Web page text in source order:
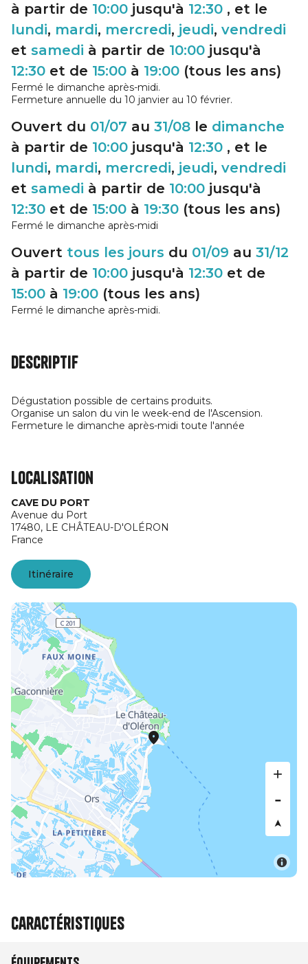
à partir de 10:00 jusqu'à 12:30 , et le
lundi, mardi, mercredi, jeudi, vendredi
et samedi à partir de 10:00 jusqu'à
12:30 et de 15:00 à 19:00 (tous les ans)
Fermé le dimanche après-midi.
Fermeture annuelle du 10 janvier au 10 février.
Ouvert du 01/07 au 31/08 le dimanche
à partir de 10:00 jusqu'à 12:30 , et le
lundi, mardi, mercredi, jeudi, vendredi
et samedi à partir de 10:00 jusqu'à
12:30 et de 15:00 à 19:30 (tous les ans)
Fermé le dimanche après-midi
Ouvert tous les jours du 01/09 au 31/12
à partir de 10:00 jusqu'à 12:30 et de
15:00 à 19:00 (tous les ans)
Fermé le dimanche après-midi.
Descriptif
Dégustation possible de certains produits.
Organise un salon du vin le week-end de l'Ascension.
Fermeture le dimanche après-midi toute l'année
Localisation
CAVE DU PORT
Avenue du Port
17480, LE CHÂTEAU-D'OLÉRON
France
Itinéraire
Caractéristiques